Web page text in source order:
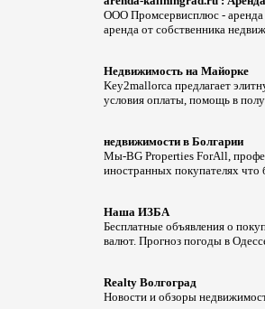
ООО Промсервисплюс - аренда
аренда от собственника
Недвижимость на Майорке
Key2mallorca предлагает
условия оплаты, помощь в
недвижимости в Болгарии
Мы-BG Properties ForAll,
иностранных покупателях что
Наша ИЗБА
Бесплатные объявления о
валют. Прогноз погоды в
Realty Волгоград
Новости и обзоры